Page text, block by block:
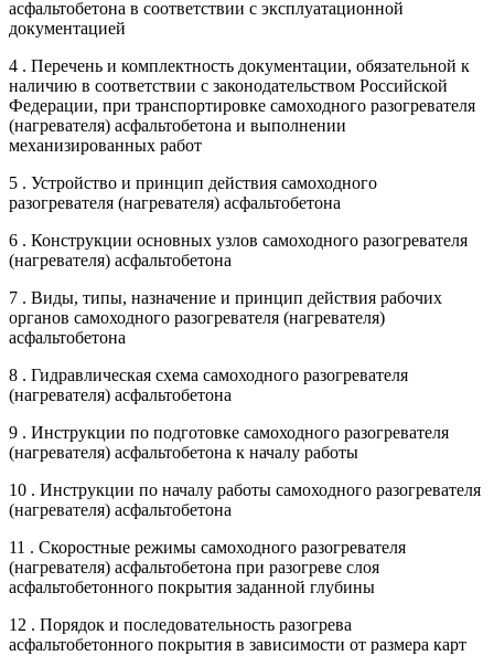
асфальтобетона в соответствии с эксплуатационной
документацией
4 . Перечень и комплектность документации, обязательной к
наличию в соответствии с законодательством Российской
Федерации, при транспортировке самоходного разогревателя
(нагревателя) асфальтобетона и выполнении
механизированных работ
5 . Устройство и принцип действия самоходного
разогревателя (нагревателя) асфальтобетона
6 . Конструкции основных узлов самоходного разогревателя
(нагревателя) асфальтобетона
7 . Виды, типы, назначение и принцип действия рабочих
органов самоходного разогревателя (нагревателя)
асфальтобетона
8 . Гидравлическая схема самоходного разогревателя
(нагревателя) асфальтобетона
9 . Инструкции по подготовке самоходного разогревателя
(нагревателя) асфальтобетона к началу работы
10 . Инструкции по началу работы самоходного разогревателя
(нагревателя) асфальтобетона
11 . Скоростные режимы самоходного разогревателя
(нагревателя) асфальтобетона при разогреве слоя
асфальтобетонного покрытия заданной глубины
12 . Порядок и последовательность разогрева
асфальтобетонного покрытия в зависимости от размера карт